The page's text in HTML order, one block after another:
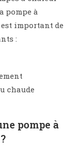
pompe à
important de
:
chaude
pompe à